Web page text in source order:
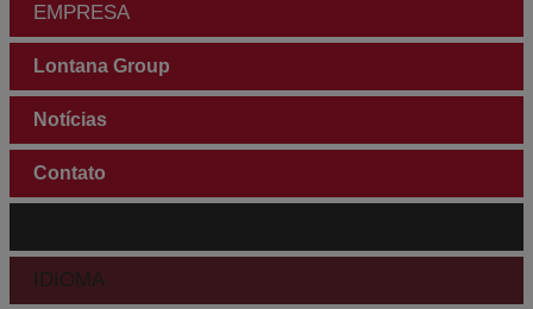
EMPRESA
Lontana Group
Notícias
Contato
IDIOMA